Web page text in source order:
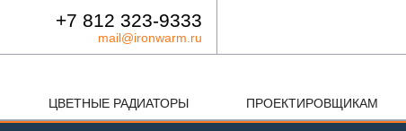
+7 812 323-9333
mail@ironwarm.ru
ЦВЕТНЫЕ РАДИАТОРЫ ПРОЕКТИРОВЩИКАМ